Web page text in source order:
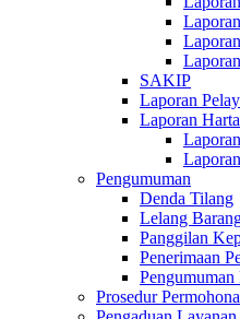
SAKIP
Laporan
Laporan
Pengumuman
Denda Tilang
Lelang
Panggilan
Penerimaan
Prosedur